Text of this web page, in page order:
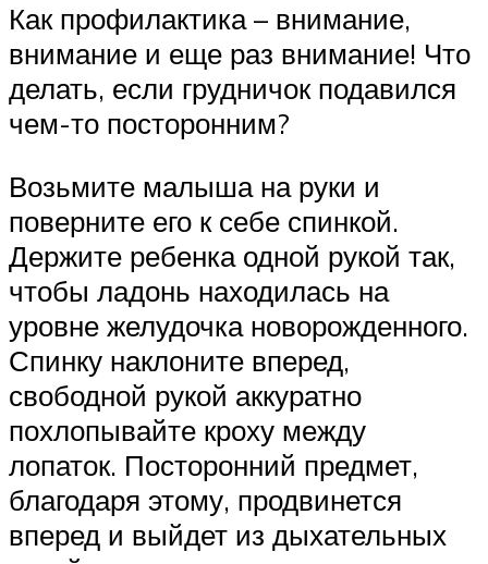
Как профилактика – внимание,
внимание и еще раз внимание! Что
делать, если грудничок подавился
чем-то посторонним?
Возьмите малыша на руки и
поверните его к себе спинкой.
Держите ребенка одной рукой так,
чтобы ладонь находилась на
уровне желудочка новорожденного.
Спинку наклоните вперед,
свободной рукой аккуратно
похлопывайте кроху между
лопаток. Посторонний предмет,
благодаря этому, продвинется
вперед и выйдет из дыхательных